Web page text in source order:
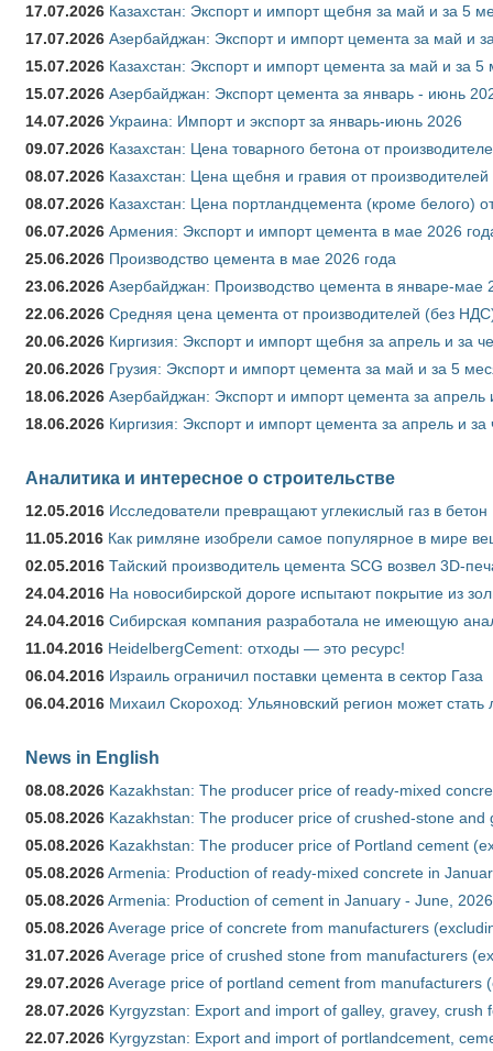
17.07.2026 Казахстан: Экспорт и импорт щебня за май и за 5
17.07.2026 Азербайджан: Экспорт и импорт цемента за май и
15.07.2026 Казахстан: Экспорт и импорт цемента за май и за
15.07.2026 Азербайджан: Экспорт цемента за январь - июнь
14.07.2026 Украина: Импорт и экспорт за январь-июнь 2026
09.07.2026 Казахстан: Цена товарного бетона от
08.07.2026 Казахстан: Цена щебня и гравия от
08.07.2026 Казахстан: Цена портландцемента (кроме белого)
06.07.2026 Армения: Экспорт и импорт цемента в мае 2026
25.06.2026 Производство цемента в мае 2026 года
23.06.2026 Азербайджан: Производство цемента в январе-мае
22.06.2026 Средняя цена цемента от производителей (без
20.06.2026 Киргизия: Экспорт и импорт щебня за апрель и за
20.06.2026 Грузия: Экспорт и импорт цемента за май и за 5
18.06.2026 Азербайджан: Экспорт и импорт цемента за
18.06.2026 Киргизия: Экспорт и импорт цемента за апрель и
Аналитика и интересное о строительстве
12.05.2016 Исследователи превращают углекислый газ в бетон
11.05.2016 Как римляне изобрели самое популярное в мире
02.05.2016 Тайский производитель цемента SCG возвел 3D-
24.04.2016 На новосибирской дороге испытают покрытие из
24.04.2016 Сибирская компания разработала не имеющую
11.04.2016 HeidelbergCement: отходы — это ресурс!
06.04.2016 Израиль ограничил поставки цемента в сектор Газа
06.04.2016 Михаил Скороход: Ульяновский регион может
News in English
08.08.2026 Kazakhstan: The producer price of ready-mixed
05.08.2026 Kazakhstan: The producer price of crushed-stone and
05.08.2026 Kazakhstan: The producer price of Portland cement
05.08.2026Armenia: Production of ready-mixed concrete in
05.08.2026Armenia: Production of cement in January - June, 2026
05.08.2026Average price of concrete from manufacturers
31.07.2026Average price of crushed stone from manufacturers
29.07.2026Average price of portland cement from manufacturers
28.07.2026 Kyrgyzstan: Export and import of galley, gravey,
22.07.2026 Kyrgyzstan: Export and import of portlandcement,